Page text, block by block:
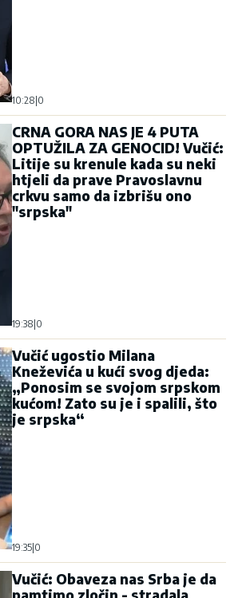
10:28|0
CRNA GORA NAS JE 4 PUTA
OPTUŽILA ZA GENOCID! Vučić:
Litije su krenule kada su neki
htjeli da prave Pravoslavnu
crkvu samo da izbrišu ono
"srpska"
19:38|0
Vučić ugostio Milana
Kneževića u kući svog djeda:
„Ponosim se svojom srpskom
kućom! Zato su je i spalili, što
je srpska“
19:35|0
Vučić: Obaveza nas Srba je da